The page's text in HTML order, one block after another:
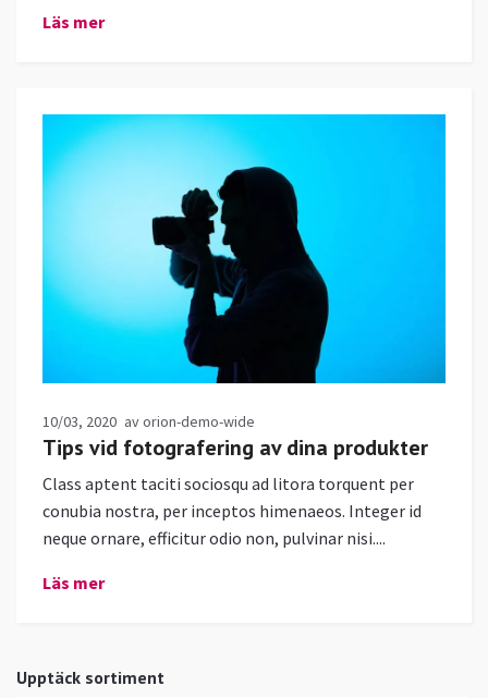
Upptäck sortiment
Läs mer
10/03, 2020 av orion-demo-wide
Tips vid fotografering av dina produkter
Class aptent taciti sociosqu ad litora torquent per
conubia nostra, per inceptos himenaeos. Integer id
neque ornare, efficitur odio non, pulvinar nisi....
Läs mer